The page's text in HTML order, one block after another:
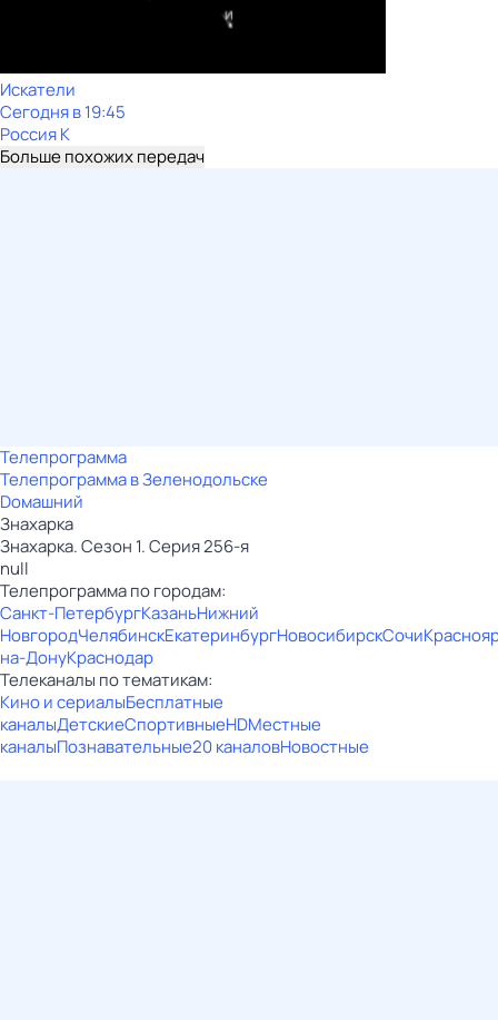
Искатели
Сегодня в 19:45
Россия К
Больше похожих передач
Телепрограмма
Телепрограмма в Зеленодольске
Dомашний
Знaхaрка
Знaхaрка. Сезон 1. Серия 256-я
null
Телепрограмма по городам:
Санкт-ПетербургКазаньНижний
НовгородЧелябинскЕкатеринбургНовосибирскСочи
на-ДонуКраснодар
Телеканалы по тематикам:
Кино и сериалыБесплатные
каналыДетскиеСпортивныеHDМестные
каналыПознавательные20 каналовНовостные